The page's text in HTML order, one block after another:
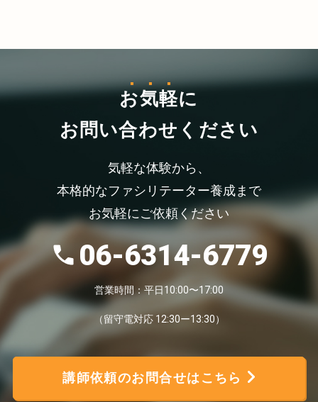
お気軽に
お問い合わせください
気軽な体験から、
本格的なファシリテーター養成まで
お気軽にご依頼ください
06-6314-6779
営業時間：平日10:00〜17:00
（留守電対応 12:30ー13:30）
講師依頼のお問合せはこちら